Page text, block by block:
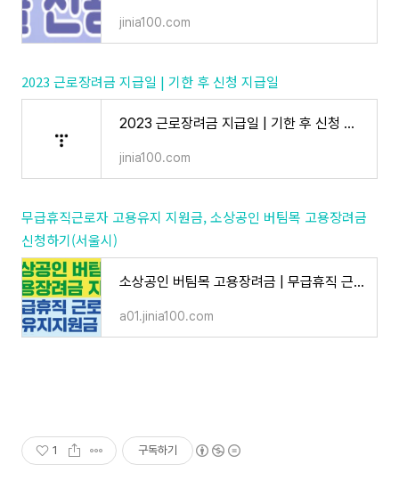
jinia100.com
2023 근로장려금 지급일 | 기한 후 신청 지급일
2023 근로장려금 지급일 | 기한 후 신청 지급일
jinia100.com
무급휴직근로자 고용유지 지원금, 소상공인 버팀목 고용장려금
신청하기(서울시)
소상공인 버팀목 고용장려금 | 무급휴직 근로자 고용유지 지원금 신청하기 (예산소진시까지 서
a01.jinia100.com
1 구독하기